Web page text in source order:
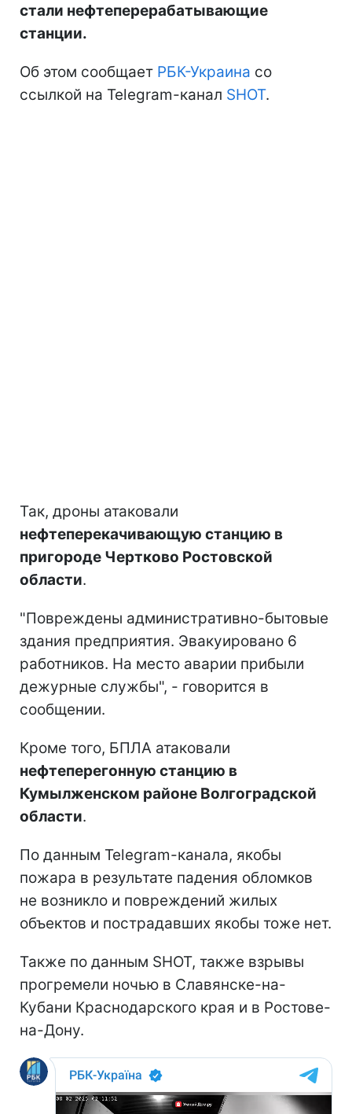
стали нефтеперерабатывающие
станции.
Об этом сообщает РБК-Украина со
ссылкой на Telegram-канал SHOT.
Так, дроны атаковали
нефтеперекачивающую станцию в
пригороде Чертково Ростовской
области.
"Повреждены административно-бытовые
здания предприятия. Эвакуировано 6
работников. На место аварии прибыли
дежурные службы", - говорится в
сообщении.
Кроме того, БПЛА атаковали
нефтеперегонную станцию в
Кумылженском районе Волгоградской
области.
По данным Telegram-канала, якобы
пожара в результате падения обломков
не возникло и повреждений жилых
объектов и пострадавших якобы тоже нет.
Также по данным SHOT, также взрывы
прогремели ночью в Славянске-на-
Кубани Краснодарского края и в Ростове-
на-Дону.